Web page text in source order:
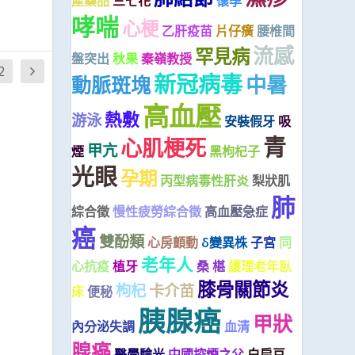
哮喘心梗 乙肝疫苗 片仔癀 腰椎間
盤突出 秋果秦嶺教授 罕見病流感
動脈斑塊新冠病毒中暑
游泳熱敷 高血壓 安裝假牙 吸
煙 甲亢心肌梗死 黑枸杞子 青
光眼孕期 丙型病毒性肝炎梨狀肌
綜合徵慢性疲勞綜合徵 高血壓急症 肺
癌雙酚類心房顫動 δ變異株子宮 同
心抗疫植牙老年人桑 椹護理老年臥
床便秘枸杞卡介苗膝骨關節炎
內分泌失調 胰腺癌血清 甲狀